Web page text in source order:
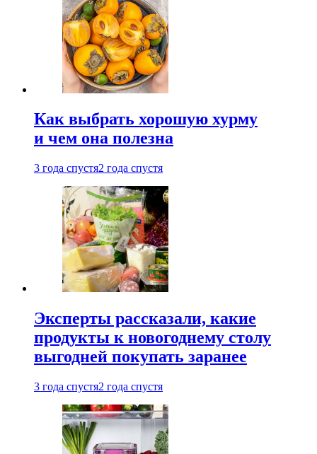
Как выбрать хорошую хурму
и чем она полезна
3 года спустя2 года спустя
Эксперты рассказали, какие
продукты к новогоднему столу
выгодней покупать заранее
3 года спустя2 года спустя